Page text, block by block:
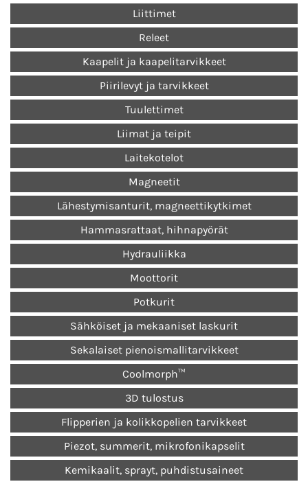
Liittimet
Releet
Kaapelit ja kaapelitarvikkeet
Piirilevyt ja tarvikkeet
Tuulettimet
Liimat ja teipit
Laitekotelot
Magneetit
Lähestymisanturit, magneettikytkimet
Hammasrattaat, hihnapyörät
Hydrauliikka
Moottorit
Potkurit
Sähköiset ja mekaaniset laskurit
Sekalaiset pienoismallitarvikkeet
Coolmorph™
3D tulostus
Flipperien ja kolikkopelien tarvikkeet
Piezot, summerit, mikrofonikapselit
Kemikaalit, sprayt, puhdistusaineet